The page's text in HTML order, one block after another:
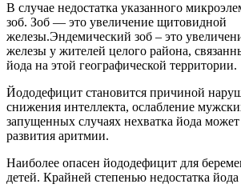
В случае недостатка указанного
зоб. Зоб — это увеличение щитовидной
железы.Эндемический зоб – это
железы у жителей целого района,
йода на этой географической территории.
Йододефицит становится причиной
снижения интеллекта, ослабление
запущенных случаях нехватка йода
развития аритмии.
Наиболее опасен йододефицит для
детей. Крайней степенью недостатка йода